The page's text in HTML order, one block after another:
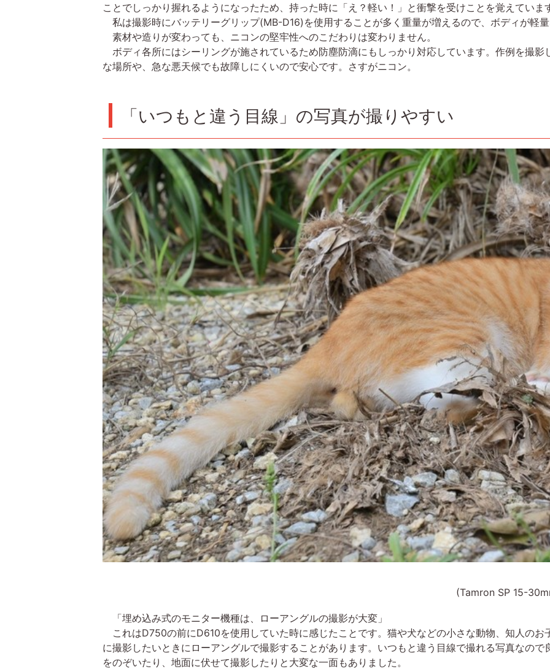
ことでしっかり握れるようになったため、持った時に「え？軽い！」と衝撃を受けことを覚えていま
私は撮影時にバッテリーグリップ(MB-D16)を使用することが多く重量が増えるので、ボディが軽量
素材や造りが変わっても、ニコンの堅牢性へのこだわりは変わりません。
ボディ各所にはシーリングが施されているため防塵防滴にもしっかり対応しています。作例を撮影
な場所や、急な悪天候でも故障しにくいので安心です。さすがニコン。
「いつもと違う目線」の写真が撮りやすい
(Tamron SP 15-
「埋め込み式のモニター機種は、ローアングルの撮影が大変」
これはD750の前にD610を使用していた時に感じたことです。猫や犬などの小さな動物、知人のお
に撮影したいときにローアングルで撮影することがあります。いつもと違う目線で撮れる写真なの
をのぞいたり、地面に伏せて撮影したりと大変な一面もありました。